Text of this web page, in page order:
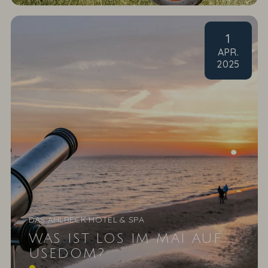
1
APR.
2025
WAS IST LOS IM MAI AUF
USEDOM?
DAS AHLBECK HOTEL & SPA